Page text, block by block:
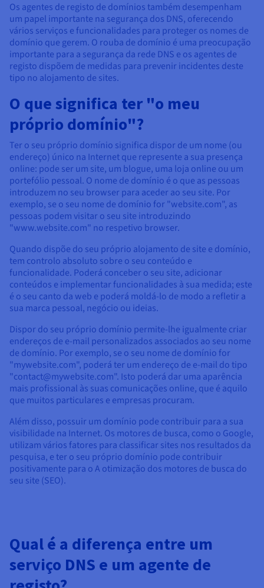
Os agentes de registo de domínios também desempenham
um papel importante na segurança dos DNS, oferecendo
vários serviços e funcionalidades para proteger os nomes de
domínio que gerem. O rouba de domínio é uma preocupação
importante para a segurança da rede DNS e os agentes de
registo dispõem de medidas para prevenir incidentes deste
tipo no alojamento de sites.
O que significa ter "o meu
próprio domínio"?
Ter o seu próprio domínio significa dispor de um nome (ou
endereço) único na Internet que represente a sua presença
online: pode ser um site, um blogue, uma loja online ou um
portefólio pessoal. O nome de domínio é o que as pessoas
introduzem no seu browser para aceder ao seu site. Por
exemplo, se o seu nome de domínio for "website.com", as
pessoas podem visitar o seu site introduzindo
"www.website.com" no respetivo browser.
Quando dispõe do seu próprio alojamento de site e domínio,
tem controlo absoluto sobre o seu conteúdo e
funcionalidade. Poderá conceber o seu site, adicionar
conteúdos e implementar funcionalidades à sua medida; este
é o seu canto da web e poderá moldá-lo de modo a refletir a
sua marca pessoal, negócio ou ideias.
Dispor do seu próprio domínio permite-lhe igualmente criar
endereços de e-mail personalizados associados ao seu nome
de domínio. Por exemplo, se o seu nome de domínio for
"mywebsite.com", poderá ter um endereço de e-mail do tipo
"contact@mywebsite.com". Isto poderá dar uma aparência
mais profissional às suas comunicações online, que é aquilo
que muitos particulares e empresas procuram.
Além disso, possuir um domínio pode contribuir para a sua
visibilidade na Internet. Os motores de busca, como o Google,
utilizam vários fatores para classificar sites nos resultados da
pesquisa, e ter o seu próprio domínio pode contribuir
positivamente para o A otimização dos motores de busca do
seu site (SEO).
Qual é a diferença entre um
serviço DNS e um agente de